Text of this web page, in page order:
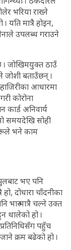
भरिया राख्ने
यति मात्रै होइन,
उपलब्ध गराउने
। जोखिमयुक्त ठाउँ
बताउँछन् ।
आधारमा
कोरोना
कार्ड अनिवार्य
समयदेखि सोही
भने काम
भए पनि
दोधारा चाँदनीका
भारु मात्रै चल्ने उक्त
थालेको हो ।
पहुँच
क्रम बढेको हो ।